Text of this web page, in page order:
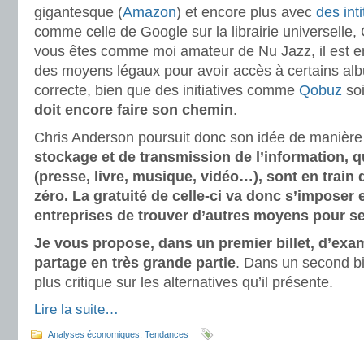
gigantesque (Amazon) et encore plus avec des
comme celle de Google sur la librairie universelle,
vous êtes comme moi amateur de Nu Jazz, il est
des moyens légaux pour avoir accès à certains
correcte, bien que des initiatives comme Qobuz
doit encore faire son chemin.
Chris Anderson poursuit donc son idée de
stockage et de transmission de l’information,
(presse, livre, musique, vidéo…), sont en train
zéro. La gratuité de celle-ci va donc s’imposer
entreprises de trouver d’autres moyens pour
Je vous propose, dans un premier billet,
partage en très grande partie. Dans un second
plus critique sur les alternatives qu’il présente.
Lire la suite…
Analyses économiques Tendances